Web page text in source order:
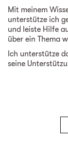
Mit meinem
unterstütze ich
und leiste Hilfe
über ein Thema
Ich unterstütze
seine